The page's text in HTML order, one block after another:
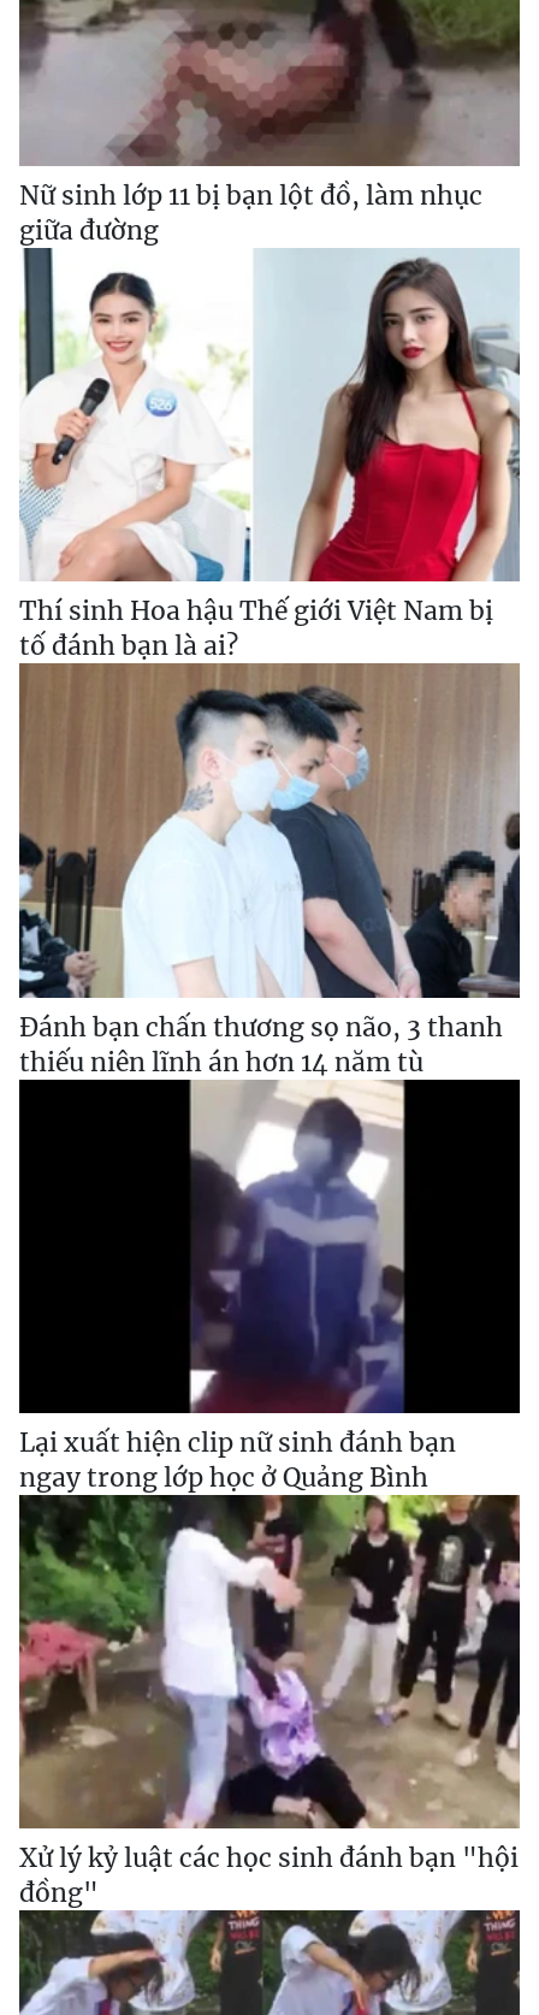
Nữ sinh lớp 11 bị bạn lột đồ, làm nhục
giữa đường
Thí sinh Hoa hậu Thế giới Việt Nam bị
tố đánh bạn là ai?
Đánh bạn chấn thương sọ não, 3 thanh
thiếu niên lĩnh án hơn 14 năm tù
Lại xuất hiện clip nữ sinh đánh bạn
ngay trong lớp học ở Quảng Bình
Xử lý kỷ luật các học sinh đánh bạn "hội
đồng"